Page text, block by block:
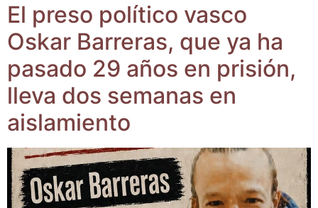
El pre­so polí­ti­co vas­co
Oskar Barre­ras, que ya ha
pasa­do 29 años en pri­sión,
lle­va dos sema­nas en
aislamiento